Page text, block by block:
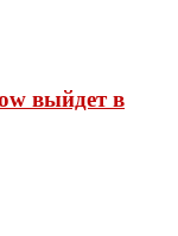
выйдет в